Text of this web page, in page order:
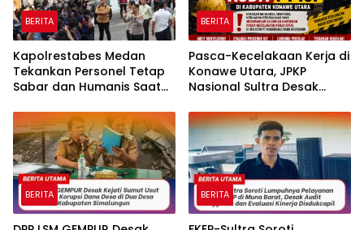
BERITA
Kapolrestabes Medan
Tekankan Personel Tetap
Sabar dan Humanis Saat
BERITA
Pasca-Kecelakaan Kerja di
Konawe Utara, JPKP
Nasional Sultra Desak
BERITA BERITA